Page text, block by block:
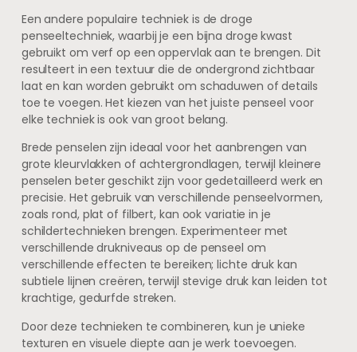
Een andere populaire techniek is de droge
penseeltechniek, waarbij je een bijna droge kwast
gebruikt om verf op een oppervlak aan te brengen. Dit
resulteert in een textuur die de ondergrond zichtbaar
laat en kan worden gebruikt om schaduwen of details
toe te voegen. Het kiezen van het juiste penseel voor
elke techniek is ook van groot belang.
Brede penselen zijn ideaal voor het aanbrengen van
grote kleurvlakken of achtergrondlagen, terwijl kleinere
penselen beter geschikt zijn voor gedetailleerd werk en
precisie. Het gebruik van verschillende penseelvormen,
zoals rond, plat of filbert, kan ook variatie in je
schildertechnieken brengen. Experimenteer met
verschillende drukniveaus op de penseel om
verschillende effecten te bereiken; lichte druk kan
subtiele lijnen creëren, terwijl stevige druk kan leiden tot
krachtige, gedurfde streken.
Door deze technieken te combineren, kun je unieke
texturen en visuele diepte aan je werk toevoegen.